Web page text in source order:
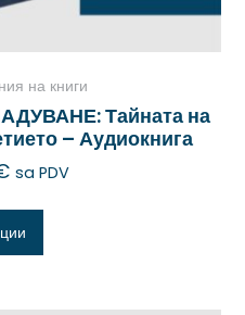
на книги
Тайната на
– Аудиокнига
sa PDV